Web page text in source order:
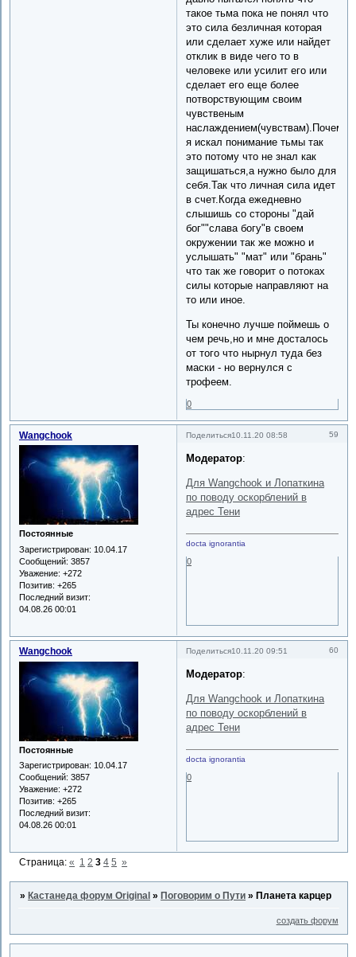
такое тьма пока не понял что
это сила безличная которая
или сделает хуже или найдет
отклик в виде чего то в
человеке или усилит его или
сделает его еще более
потворствующим своим
чувственым
наслаждением(чувствам).Почему
я искал понимание тьмы так
это потому что не знал как
защишаться,а нужно было для
себя.Так что личная сила идет
в счет.Когда ежедневно
слышишь со стороны "дай
бог""слава богу"в своем
окружении так же можно и
услышать" "мат" или "брань"
что так же говорит о потоках
силы которые направляют на
то или иное.
Ты конечно лучше поймешь о
чем речь,но и мне досталось
от того что нырнул туда без
маски - но вернулся с
трофеем.
0
Поделиться 59
10.11.20 08:58
Wangchook
Постоянные
Зарегистрирован: 10.04.17
Сообщений: 3857
Уважение: +272
Позитив: +265
Последний визит:
04.08.26 00:01
Модератор:
Для Wangchook и Лопаткина
по поводу оскорблений в
адрес Тени
docta ignorantia
0
Поделиться 60
10.11.20 09:51
Wangchook
Постоянные
Зарегистрирован: 10.04.17
Сообщений: 3857
Уважение: +272
Позитив: +265
Последний визит:
04.08.26 00:01
Модератор:
Для Wangchook и Лопаткина
по поводу оскорблений в
адрес Тени
docta ignorantia
0
Страница:« 1 2 3 4 5 »
»Кастанеда форум Original »Поговорим о Пути »Планета карцер
создать форум